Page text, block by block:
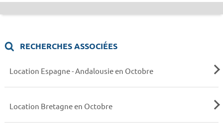
RECHERCHES ASSOCIÉES
Location Espagne - Andalousie en Octobre
Location Bretagne en Octobre